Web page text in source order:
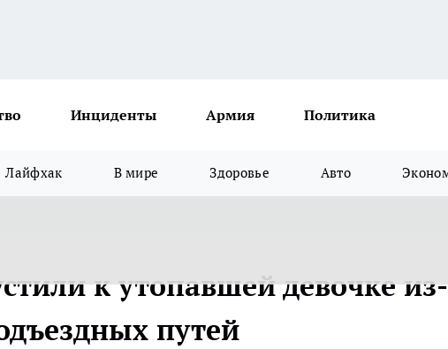
Инциденты Армия Политика
Лайфхак В мире Здоровье Авто
к утопавшей девочке
путей